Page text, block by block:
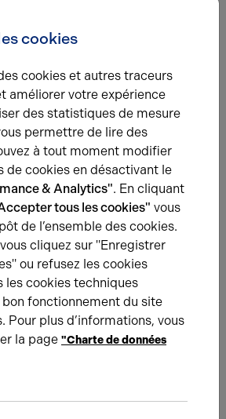
commercial : qui la paie, le
?
taxe foncière incombe au
être refacturée au locataire si
le prévoit.
nos experts pour vous
votre projet d’immobilier
cookies
cookies et autres traceurs
améliorer votre expérience
des statistiques de mesure
permettre de lire des
à tout moment modifier
de cookies en désactivant le
& Analytics". En cliquant
tous les cookies" vous
de l’ensemble des cookies.
cliquez sur "Enregistrer
ou refusez les cookies
les cookies techniques
bon fonctionnement du site
Pour plus d’informations, vous
la page "Charte de données